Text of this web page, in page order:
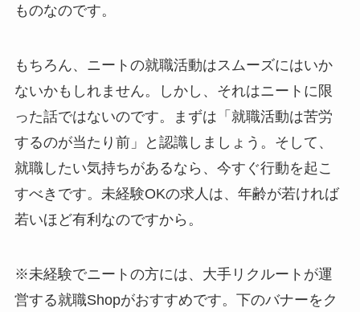
ものなのです。
もちろん、ニートの就職活動はスムーズにはいか
ないかもしれません。しかし、それはニートに限
った話ではないのです。まずは「就職活動は苦労
するのが当たり前」と認識しましょう。そして、
就職したい気持ちがあるなら、今すぐ行動を起こ
すべきです。未経験OKの求人は、年齢が若ければ
若いほど有利なのですから。
※未経験でニートの方には、大手リクルートが運
営する就職Shopがおすすめです。下のバナーをク